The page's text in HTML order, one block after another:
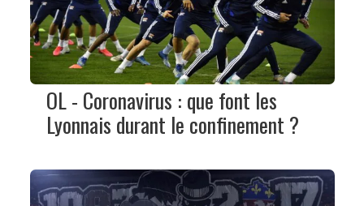
OL - Coronavirus : que font les
Lyonnais durant le confinement ?